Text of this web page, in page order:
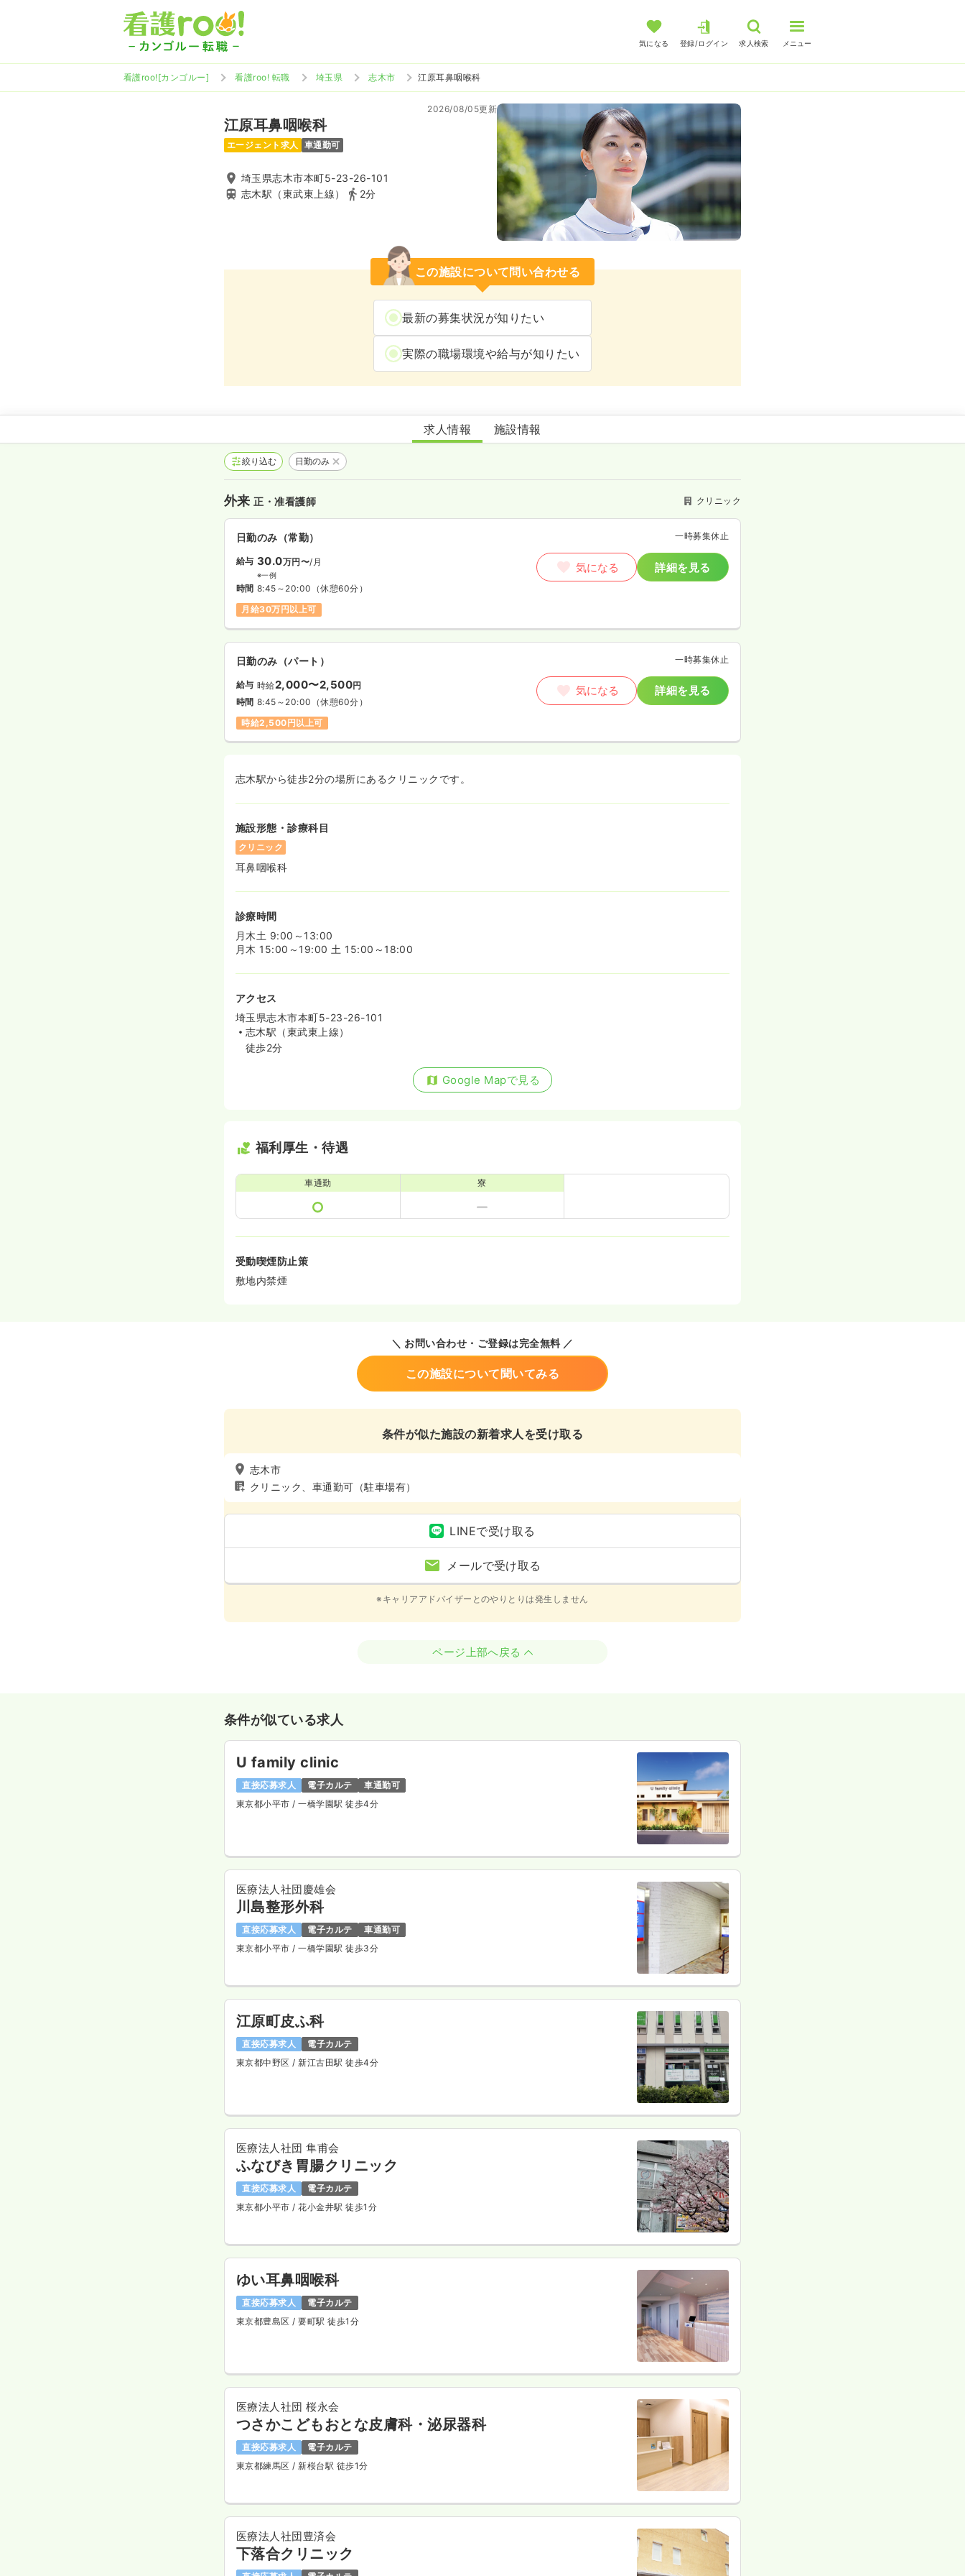
気になる 登録/ログイン 求人検索 メニュー
看護roo![カンゴルー] 看護roo! 転職 埼玉県 志木市 江原耳鼻咽喉科
江原耳鼻咽喉科
2026/08/05更新
エージェント求人 車通勤可
埼玉県志木市本町5-23-26-101
志木駅（東武東上線）
2分
この施設について問い合わせる
最新の募集状況が知りたい
実際の職場環境や給与が知りたい
江原耳鼻咽喉科
求人情報 施設情報
絞り込む 日勤のみ
外来正・准看護師 クリニック
日勤のみ（常勤） 一時募集休止
給与 30.0万円〜/月
※一例
時間 8:45～20:00 （休憩60分）
月給30万円以上可
気になる 詳細を見る
日勤のみ（パート） 一時募集休止
給与 時給2,000〜2,500円
時間 8:45～20:00 （休憩60分）
時給2,500円以上可
気になる 詳細を見る
志木駅から徒歩2分の場所にあるクリニックです。
施設形態・診療科目
クリニック
耳鼻咽喉科
診療時間
月木土 9:00～13:00
月木 15:00～19:00 土 15:00～18:00
アクセス
埼玉県志木市本町5-23-26-101
志木駅（東武東上線）
徒歩2分
Google Mapで見る
福利厚生・待遇
車通勤 寮
受動喫煙防止策
敷地内禁煙
＼ お問い合わせ・ご登録は完全無料 ／
この施設について聞いてみる
条件が似た施設の新着求人を受け取る
志木市
クリニック、車通勤可（駐車場有）
LINEで受け取る
メールで受け取る
※キャリアアドバイザーとのやりとりは発生しません
ページ上部へ戻る
条件が似ている求人
U family clinic
直接応募求人 電子カルテ
車通勤可
東京都小平市/ 一橋学園駅 徒歩4分
医療法人社団慶雄会
川島整形外科
直接応募求人 電子カルテ
車通勤可
東京都小平市/ 一橋学園駅 徒歩3分
江原町皮ふ科
直接応募求人
電子カルテ
東京都中野区/ 新江古田駅 徒歩4分
医療法人社団 隼甫会
ふなびき胃腸クリニック
直接応募求人
電子カルテ
東京都小平市/ 花小金井駅 徒歩1分
ゆい耳鼻咽喉科
直接応募求人
電子カルテ
東京都豊島区/ 要町駅 徒歩1分
医療法人社団 桜永会
つさかこどもおとな皮膚科・泌尿器科
直接応募求人
電子カルテ
東京都練馬区/ 新桜台駅 徒歩1分
医療法人社団豊済会
下落合クリニック